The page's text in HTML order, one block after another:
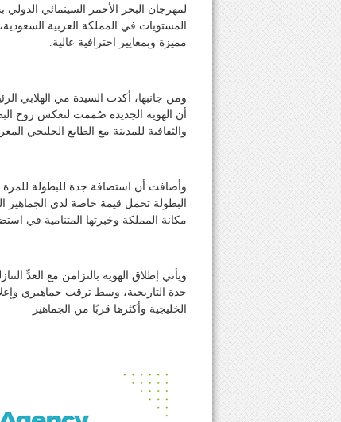
لمهرجان البحر الأحمر السينمائي الدولي
المستويات في المملكة العربية
مميزة وبمعايير احترافية عالية.
أن الهوية الجديدة صُممت لتعكس روح
والثقافية للمدينة مع الطابع الخليجي
وأضافت أن استضافة جدة للبطولة
البطولة تحمل قيمة خاصة لدى الجماهير
مكانة المملكة وخبرتها المتنامية في
جدة التاريخية، وسط ترقب جماهيري
الخليجية وأكثرها قربًا من الجماهير